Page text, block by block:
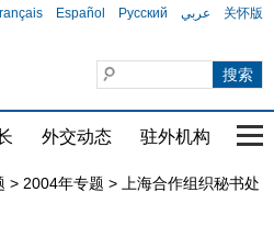
Español Русский عربي 关怀版
外交动态 驻外机构 国
> 2004年专题 > 上海合作组织秘书处